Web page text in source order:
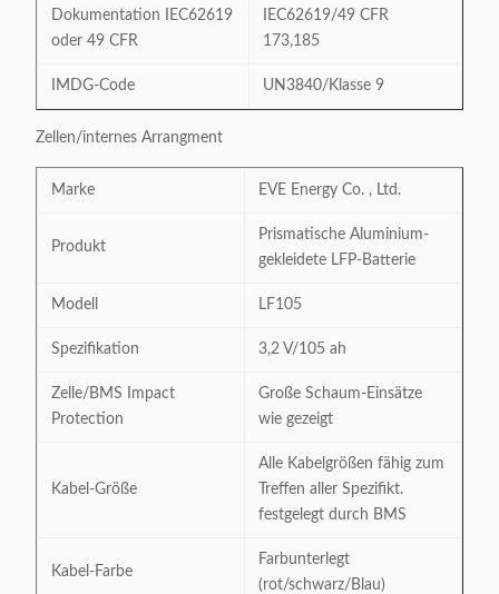
Dokumentation IEC62619
oder 49 CFR
IEC62619/49 CFR
173,185
IMDG-Code UN3840/Klasse 9
Zellen/internes Arrangment
Marke EVE Energy Co. , Ltd.
Produkt
Prismatische Aluminium-
gekleidete LFP-Batterie
Modell LF105
Spezifikation 3,2 V/105 ah
Zelle/BMS Impact
Protection
Große Schaum-Einsätze
wie gezeigt
Kabel-Größe
Alle Kabelgrößen fähig zum
Treffen aller Spezifikt.
festgelegt durch BMS
Kabel-Farbe
Farbunterlegt
(rot/schwarz/Blau)